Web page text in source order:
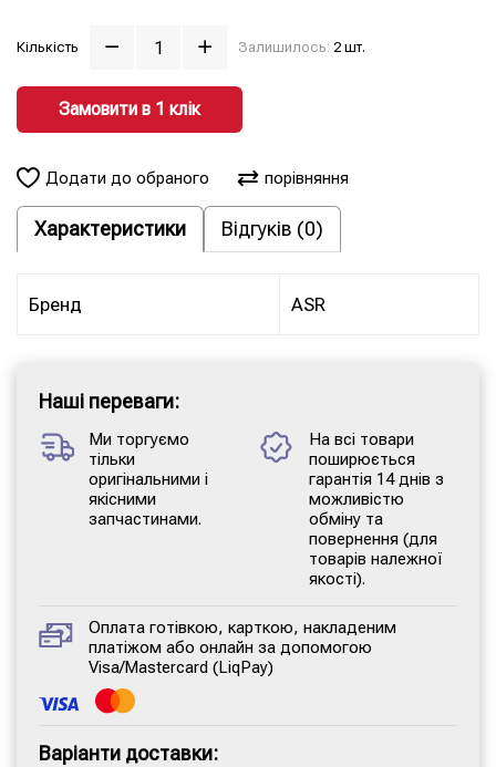
Кількість Залишилось: 2 шт.
Замовити в 1 клiк
Додати до обраного порівняння
Характеристики Відгуків (0)
Бренд ASR
Наші переваги:
Ми торгуємо
тільки
оригінальними і
якісними
запчастинами.
На всі товари
поширюється
гарантія 14 днів з
можливістю
обміну та
повернення (для
товарів належної
якості).
Оплата готівкою, карткою, накладеним
платіжом або онлайн за допомогою
Visa/Mastercard (LiqPay)
Варіанти доставки: